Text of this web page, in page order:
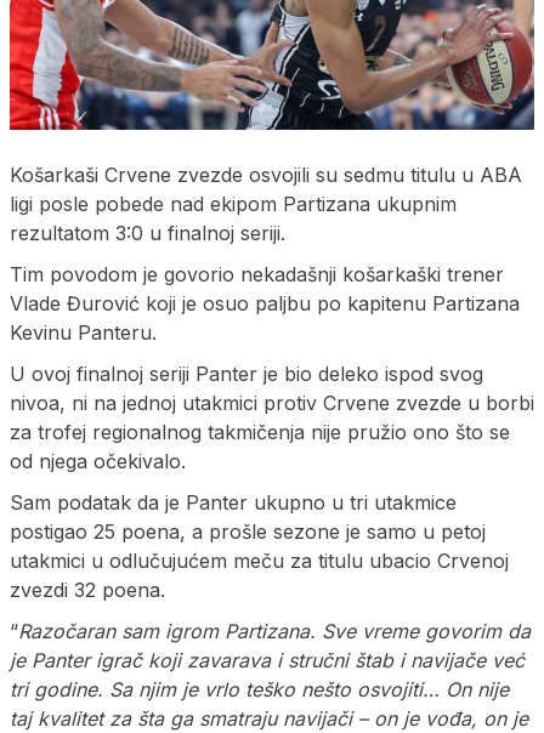
Košarkaši Crvene zvezde osvojili su sedmu titulu u ABA
ligi posle pobede nad ekipom Partizana ukupnim
rezultatom 3:0 u finalnoj seriji.
Tim povodom je govorio nekadašnji košarkaški trener
Vlade Đurović koji je osuo paljbu po kapitenu Partizana
Kevinu Panteru.
U ovoj finalnoj seriji Panter je bio deleko ispod svog
nivoa, ni na jednoj utakmici protiv Crvene zvezde u borbi
za trofej regionalnog takmičenja nije pružio ono što se
od njega očekivalo.
Sam podatak da je Panter ukupno u tri utakmice
postigao 25 poena, a prošle sezone je samo u petoj
utakmici u odlučujućem meču za titulu ubacio Crvenoj
zvezdi 32 poena.
“Razočaran sam igrom Partizana. Sve vreme govorim da
je Panter igrač koji zavarava i stručni štab i navijače već
tri godine. Sa njim je vrlo teško nešto osvojiti… On nije
taj kvalitet za šta ga smatraju navijači – on je vođa, on je